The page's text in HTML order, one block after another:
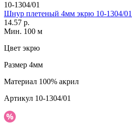
10-1304/01
Шнур плетеный 4мм экрю 10-1304/01
14.57 р.
Мин. 100 м
Цвет экрю
Размер 4мм
Материал 100% акрил
Артикул 10-1304/01